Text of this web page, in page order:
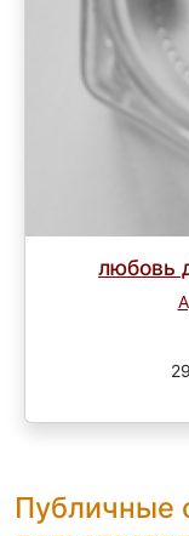
любовь
Публичные